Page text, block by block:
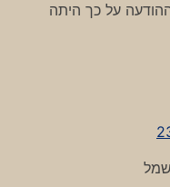
על כך היתה